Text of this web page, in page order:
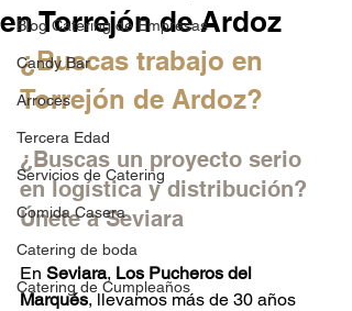
Blog Catering de Empresas
Candy Bar
Arroces
Tercera Edad
Servicios de Catering
Comida Casera
Catering de boda
Catering de Cumpleaños
en Torrejón de Ardoz
¿Buscas trabajo en
Torrejón de Ardoz?
¿Buscas un proyecto serio
en logística y distribución?
Únete a Seviara
En Seviara, Los Pucheros del
Marqués, llevamos más de 30 años